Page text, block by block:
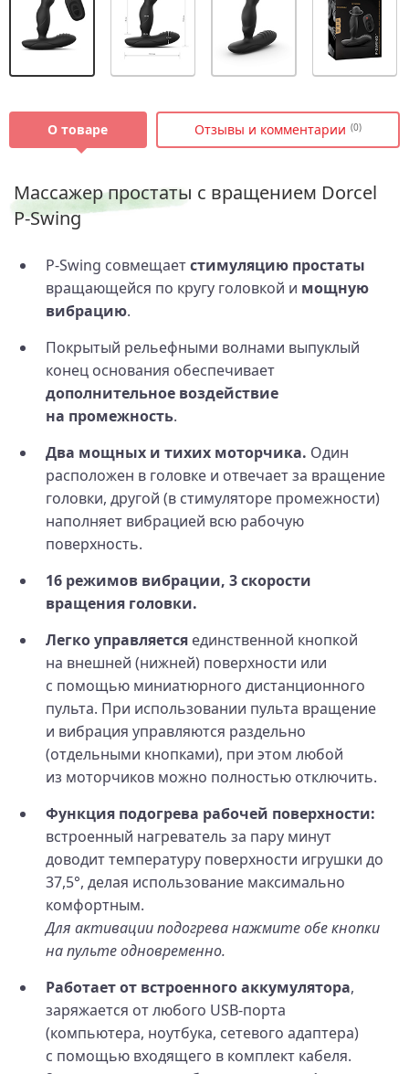
О товаре Отзывы и комментарии (0)
Массажер простаты с вращением Dorcel
P-Swing
P-Swing совмещаетстимуляцию простаты
вращающейся по кругу головкой и мощную
вибрацию.
Покрытый рельефными волнами выпуклый
конец основания обеспечивает
дополнительное воздействие
на промежность.
Два мощных и тихих моторчика. Один
расположен в головке и отвечает за вращение
головки, другой (в стимуляторе промежности)
наполняет вибрацией всю рабочую
поверхность.
16 режимов вибрации, 3 скорости
вращения головки.
Легко управляется единственной кнопкой
на внешней (нижней) поверхности или
с помощью миниатюрного дистанционного
пульта. При использовании пульта вращение
и вибрация управляются раздельно
(отдельными кнопками), при этом любой
из моторчиков можно полностью отключить.
Функция подогрева рабочей поверхности:
встроенный нагреватель за пару минут
доводит температуру поверхности игрушки до
37,5°, делая использование максимально
комфортным.
Для активации подогрева нажмите обе кнопки
на пульте одновременно.
Работает от встроенного аккумулятора,
заряжается от любого USB-порта
(компьютера, ноутбука, сетевого адаптера)
с помощью входящего в комплект кабеля.